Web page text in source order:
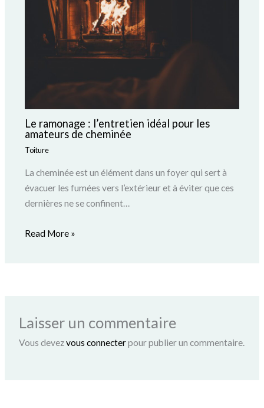
Le ramonage : l’entretien idéal pour les
amateurs de cheminée
Toiture
La cheminée est un élément dans un foyer qui sert à
évacuer les fumées vers l’extérieur et à éviter que ces
dernières ne se confinent…
Read More »
Laisser un commentaire
Vous devezvous connecterpour publier un commentaire.